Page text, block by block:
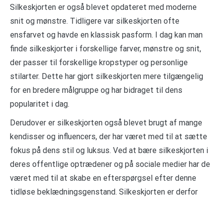
Silkeskjorten er også blevet opdateret med moderne
snit og mønstre. Tidligere var silkeskjorten ofte
ensfarvet og havde en klassisk pasform. I dag kan man
finde silkeskjorter i forskellige farver, mønstre og snit,
der passer til forskellige kropstyper og personlige
stilarter. Dette har gjort silkeskjorten mere tilgængelig
for en bredere målgruppe og har bidraget til dens
popularitet i dag.
Derudover er silkeskjorten også blevet brugt af mange
kendisser og influencers, der har været med til at sætte
fokus på dens stil og luksus. Ved at bære silkeskjorten i
deres offentlige optrædener og på sociale medier har de
været med til at skabe en efterspørgsel efter denne
tidløse beklædningsgenstand. Silkeskjorten er derfor